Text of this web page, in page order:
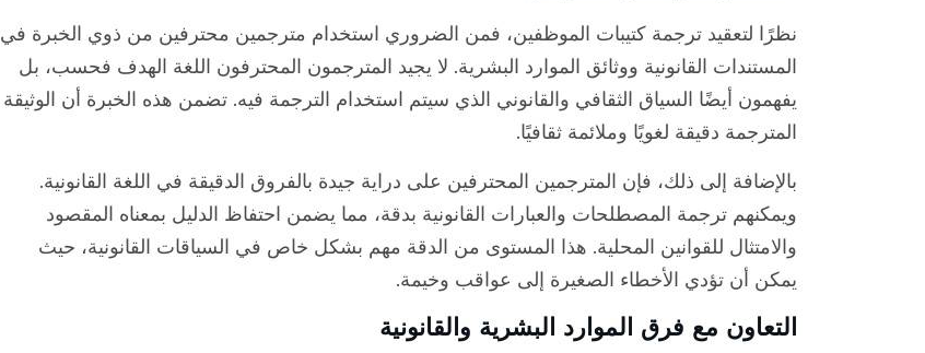
نظرًا لتعقيد ترجمة كتيبات الموظفين، فمن الضروري استخدام مترجمين محترفين من ذوي الخبرة في
المستندات القانونية ووثائق الموارد البشرية. لا يجيد المترجمون المحترفون اللغة الهدف فحسب، بل
يفهمون أيضًا السياق الثقافي والقانوني الذي سيتم استخدام الترجمة فيه. تضمن هذه الخبرة أن الوثيقة
المترجمة دقيقة لغويًا وملائمة ثقافيًا.
بالإضافة إلى ذلك، فإن المترجمين المحترفين على دراية جيدة بالفروق الدقيقة في اللغة القانونية.
ويمكنهم ترجمة المصطلحات والعبارات القانونية بدقة، مما يضمن احتفاظ الدليل بمعناه المقصود
والامتثال للقوانين المحلية. هذا المستوى من الدقة مهم بشكل خاص في السياقات القانونية، حيث
يمكن أن تؤدي الأخطاء الصغيرة إلى عواقب وخيمة.
التعاون مع فرق الموارد البشرية والقانونية